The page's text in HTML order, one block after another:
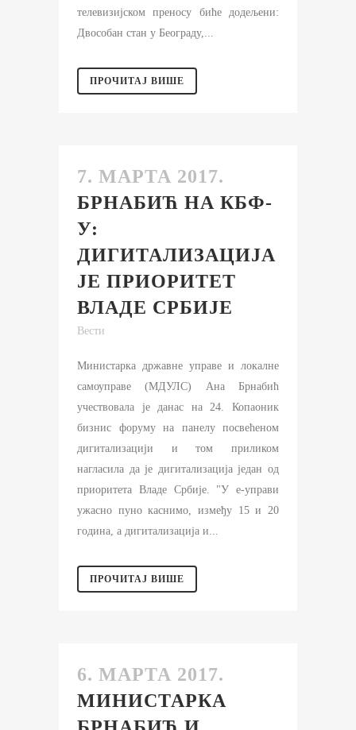
телевизијском преносу биће додељени:
Двособан стан у Београду,...
ПРОЧИТАЈ ВИШЕ
7. МАРТА 2017.
БРНАБИЋ НА КБФ-
У:
ДИГИТАЛИЗАЦИЈА
ЈЕ ПРИОРИТЕТ
ВЛАДЕ СРБИЈЕ
Вести
Министарка државне управе и локалне
самоуправе (МДУЛС) Ана Брнабић
учествовала је данас на 24. Копаоник
бизнис форуму на панелу посвећеном
дигитализацији и том приликом
нагласила да је дигитализација један од
приоритета Владе Србије. "У е-управи
ужасно пуно каснимо, између 15 и 20
година, а дигитализација и...
ПРОЧИТАЈ ВИШЕ
6. МАРТА 2017.
МИНИСТАРКА